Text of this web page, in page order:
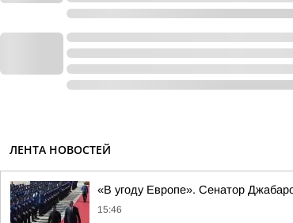
ЛЕНТА НОВОСТЕЙ
«В угоду Европе». Сенатор
15:46